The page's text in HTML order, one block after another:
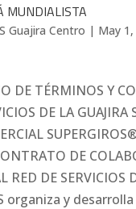
MUNDIALISTA
Guajira Centro | May
DE TÉRMINOS Y
DE LA GUAJIRA
DE
RED DE SERVICIOS
organiza y